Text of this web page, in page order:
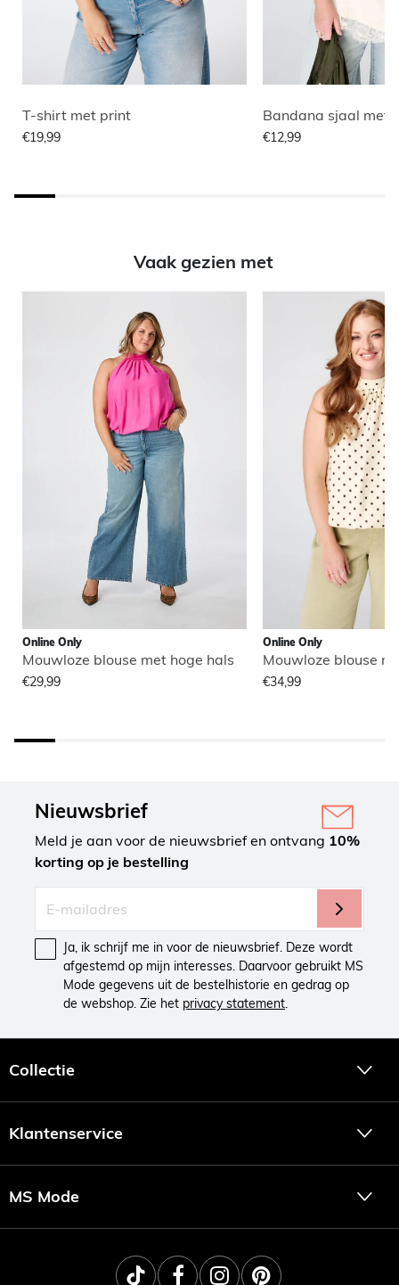
T-shirt met print
€19,99
Bandana sjaal met
€12,99
Vaak gezien met
Online Only
Mouwloze blouse met hoge hals
€29,99
Online Only
Mouwloze blouse
€34,99
Nieuwsbrief
Meld je aan voor de nieuwsbrief en ontvang 10%
korting op je bestelling
Ja, ik schrijf me in voor de nieuwsbrief. Deze wordt
afgestemd op mijn interesses. Daarvoor gebruikt MS
Mode gegevens uit de bestelhistorie en gedrag op
de webshop. Zie het privacy statement.
Collectie
Klantenservice
MS Mode